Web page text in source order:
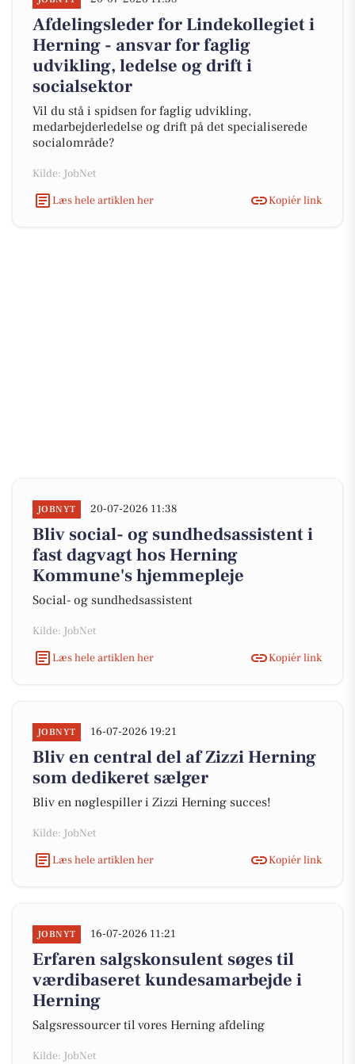
Afdelingsleder for Lindekollegiet i
Herning - ansvar for faglig
udvikling, ledelse og drift i
socialsektor
Vil du stå i spidsen for faglig udvikling,
medarbejderledelse og drift på det specialiserede
socialområde?
Kilde: JobNet
Læs hele artiklen her
Kopiér link
JOBNYT 20-07-2026 11:38
Bliv social- og sundhedsassistent i
fast dagvagt hos Herning
Kommune's hjemmepleje
Social- og sundhedsassistent
Kilde: JobNet
Læs hele artiklen her
Kopiér link
JOBNYT 16-07-2026 19:21
Bliv en central del af Zizzi Herning
som dedikeret sælger
Bliv en nøglespiller i Zizzi Herning succes!
Kilde: JobNet
Læs hele artiklen her
Kopiér link
JOBNYT 16-07-2026 11:21
Erfaren salgskonsulent søges til
værdibaseret kundesamarbejde i
Herning
Salgsressourcer til vores Herning afdeling
Kilde: JobNet